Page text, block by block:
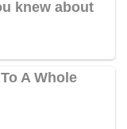
Singapura